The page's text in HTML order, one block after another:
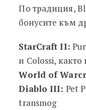
По традиция,
бонусите към
StarCraft II:
и Colossi, както
World of
Diablo III: Pet
transmog